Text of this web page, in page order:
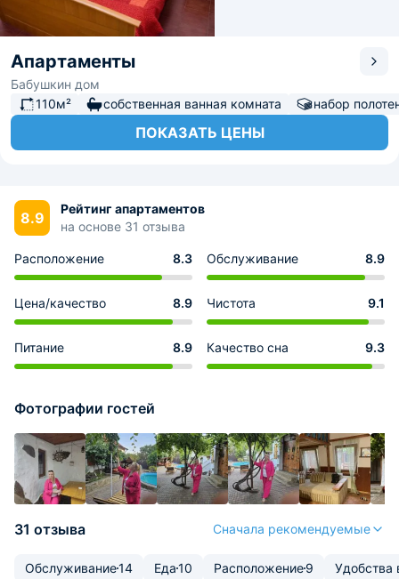
Апартаменты
Бабушкин дом
110м²
собственная ванная комната набор
ПОКАЗАТЬ ЦЕНЫ
8.9
Рейтинг апартаментов
на основе 31 отзыва
Расположение 8.3 Обслуживание 8.9
Цена/качество 8.9 Чистота 9.1
Питание 8.9 Качество сна 9.3
Фотографии гостей
31 отзыва Сначала рекомендуемые
Обслуживание14 Еда10 Расположение9 Удобства